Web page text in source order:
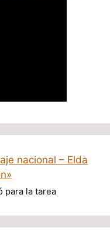
nacional – Elda
para la tarea